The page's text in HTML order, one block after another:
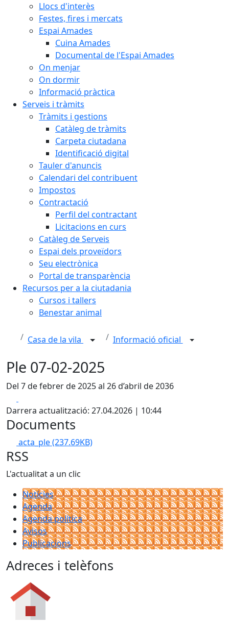
Llocs d'interès
Festes, fires i mercats
Espai Amades
Cuina Amades
Documental de l'Espai Amades
On menjar
On dormir
Informació pràctica
Serveis i tràmits
Tràmits i gestions
Catàleg de tràmits
Carpeta ciutadana
Identificació digital
Tauler d'anuncis
Calendari del contribuent
Impostos
Contractació
Perfil del contractant
Licitacions en curs
Catàleg de Serveis
Espai dels proveïdors
Seu electrònica
Portal de transparència
Recursos per a la ciutadania
Cursos i tallers
Benestar animal
Casa de la vila Informació oficial
Ple 07-02-2025
Del 7 de febrer de 2025 al 26 d’abril de 2036
Darrera actualització: 27.04.2026 | 10:44
Documents
acta_ple(237.69KB)
RSS
L'actualitat a un clic
Notícies
Agenda
Agenda política
Avisos
Publicacions
Adreces i telèfons